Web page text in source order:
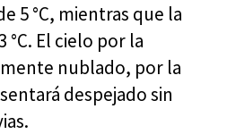
5 °C, mientras que la
°C. El cielo por la
nublado, por la
despejado sin